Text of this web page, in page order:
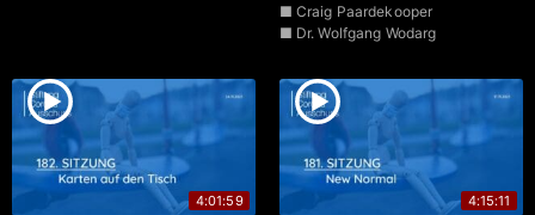
■ Craig Paardekooper
■ Dr. Wolfgang Wodarg
4:01:59 4:15:11